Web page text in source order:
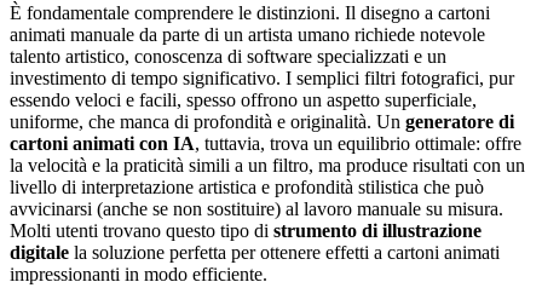
È fondamentale comprendere le distinzioni. Il disegno a cartoni
animati manuale da parte di un artista umano richiede notevole
talento artistico, conoscenza di software specializzati e un
investimento di tempo significativo. I semplici filtri fotografici, pur
essendo veloci e facili, spesso offrono un aspetto superficiale,
uniforme, che manca di profondità e originalità. Un generatore di
cartoni animati con IA, tuttavia, trova un equilibrio ottimale: offre
la velocità e la praticità simili a un filtro, ma produce risultati con un
livello di interpretazione artistica e profondità stilistica che può
avvicinarsi (anche se non sostituire) al lavoro manuale su misura.
Molti utenti trovano questo tipo di strumento di illustrazione
digitale la soluzione perfetta per ottenere effetti a cartoni animati
impressionanti in modo efficiente.